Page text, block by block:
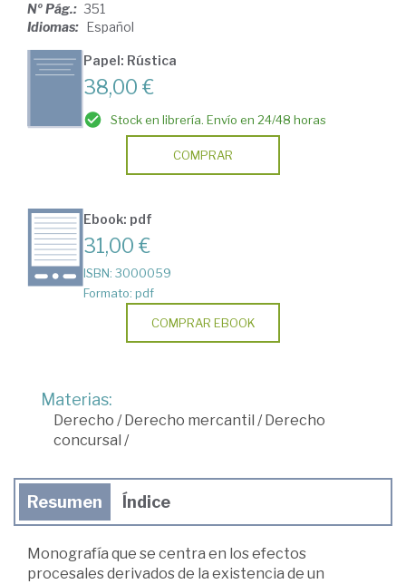
Nº Pág.: 351
Idiomas: Español
Papel: Rústica
38,00 €
Stock en librería. Envío en 24/48 horas
COMPRAR
Ebook: pdf
31,00 €
ISBN: 3000059
Formato: pdf
COMPRAR EBOOK
Materias:
Derecho /Derecho mercantil /Derecho
concursal /
Resumen Índice
Monografía que se centra en los efectos
procesales derivados de la existencia de un